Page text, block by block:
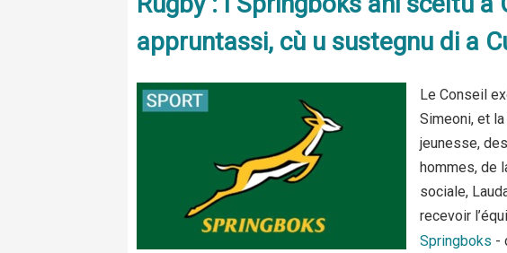
appruntassi, cù u sustegnu di a
Le Conseil
Simeoni, et
jeunesse,
hommes, de
sociale,
recevoir
Springboks -